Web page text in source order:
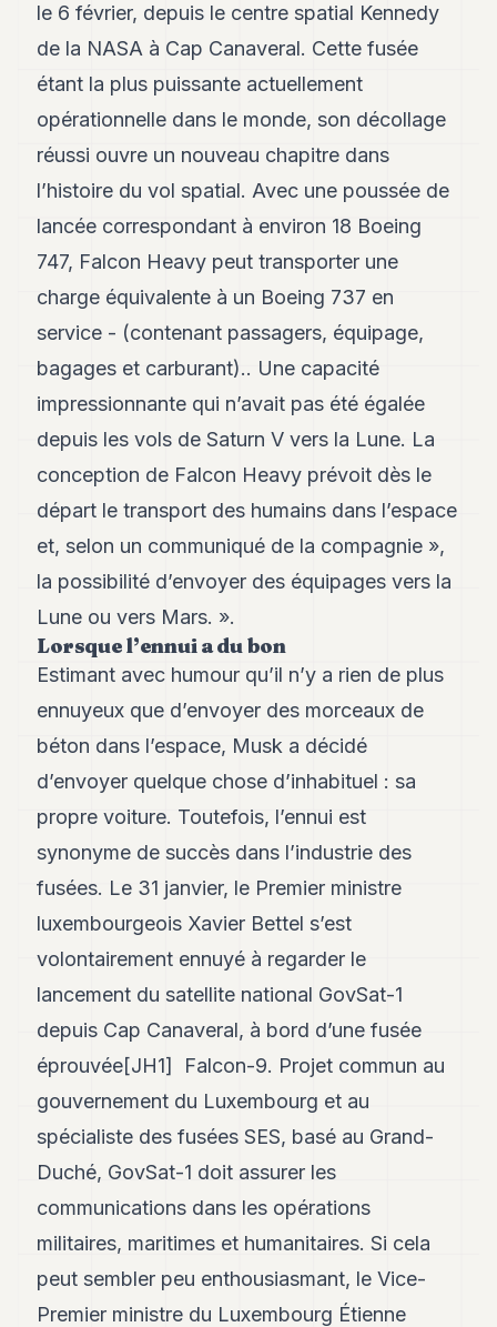
ARTS
POLITIQUE
IMMOBILIER
PRIVATE
EQUITY
SPORT
JURIDIQUE
ENTREPRISES
ASSOCIATIONS
CONTACT
S'ABONNER
FR
le 6 février, depuis le centre spatial Kennedy
de la NASA à Cap Canaveral. Cette fusée
étant la plus puissante actuellement
opérationnelle dans le monde, son décollage
réussi ouvre un nouveau chapitre dans
l’histoire du vol spatial. Avec une poussée de
lancée correspondant à environ 18 Boeing
747, Falcon Heavy peut transporter une
charge équivalente à un Boeing 737 en
service - (contenant passagers, équipage,
bagages et carburant).. Une capacité
impressionnante qui n’avait pas été égalée
depuis les vols de Saturn V vers la Lune. La
conception de Falcon Heavy prévoit dès le
départ le transport des humains dans l’espace
et, selon un communiqué de la compagnie »,
la possibilité d’envoyer des équipages vers la
Lune ou vers Mars. ».
Lorsque l’ennui a du bon
Estimant avec humour qu’il n’y a rien de plus
ennuyeux que d’envoyer des morceaux de
béton dans l’espace, Musk a décidé
d’envoyer quelque chose d’inhabituel : sa
propre voiture. Toutefois, l’ennui est
synonyme de succès dans l’industrie des
fusées. Le 31 janvier, le Premier ministre
luxembourgeois Xavier Bettel s’est
volontairement ennuyé à regarder le
lancement du satellite national GovSat-1
depuis Cap Canaveral, à bord d’une fusée
éprouvée[JH1] Falcon-9. Projet commun au
gouvernement du Luxembourg et au
spécialiste des fusées SES, basé au Grand-
Duché, GovSat-1 doit assurer les
communications dans les opérations
militaires, maritimes et humanitaires. Si cela
peut sembler peu enthousiasmant, le Vice-
Premier ministre du Luxembourg Étienne